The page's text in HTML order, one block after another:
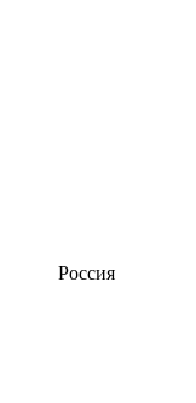
Россия